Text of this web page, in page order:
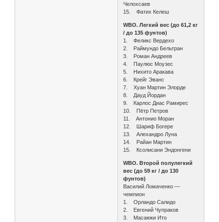
Челохсаев
15. Фатих Келеш
WBO. Легкий вес (до 61,2 кг
/ до 135 фунтов)
1. Феликс Вердехо
2. Раймундо Бельтран
3. Роман Андреев
4. Паулюс Моузес
5. Нихито Аракава
6. Крейг Эванс
7. Хуан Мартин Элорде
8. Дауд Йордан
9. Карлос Диас Рамирес
10. Пётр Петров
11. Антонио Моран
12. Шариф Богере
13. Алехандро Луна
14. Райан Мартин
15. Ксолисани Эндонгени
WBO. Второй полулегкий
вес (до 59 кг / до 130
фунтов)
Василий Ломаченко —
чемпион
1. Орландо Салидо
2. Евгений Чупраков
3. Масаюки Ито